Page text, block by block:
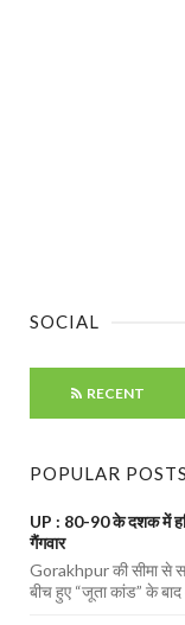
SOCIAL
RECENT
POPULAR POSTS
UP : 80-90 के दशक में
गैंगवार
Gorakhpur की सीमा से
बीच हुए “जूता कांड” के